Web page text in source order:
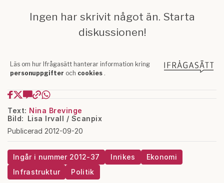
Text: Nina Brevinge
Bild: Lisa Irvall / Scanpix
Publicerad 2012-09-20
Ingår i nummer 2012-37 Inrikes
Ekonomi
Infrastruktur
Politik